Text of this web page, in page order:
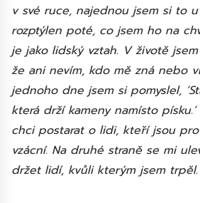
v své ruce, najednou jsem si to
rozptýlen poté, co jsem ho na
je jako lidský vztah. V životě
že ani nevím, kdo mě zná nebo
jednoho dne jsem si pomyslel,
která drží kameny namísto
chci postarat o lidi, kteří jsou
vzácní. Na druhé straně se mi
držet lidí, kvůli kterým jsem